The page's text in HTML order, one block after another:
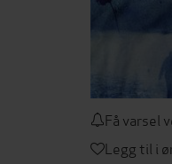
Få varsel
Legg til i